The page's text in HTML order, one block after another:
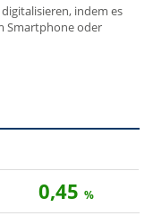
indem es
Smartphone oder
0,45 %